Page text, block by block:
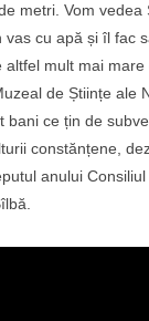
metri. Vom
cu apă și îl fac
mult mai
de Științe
ce țin de
constănțene,
anului